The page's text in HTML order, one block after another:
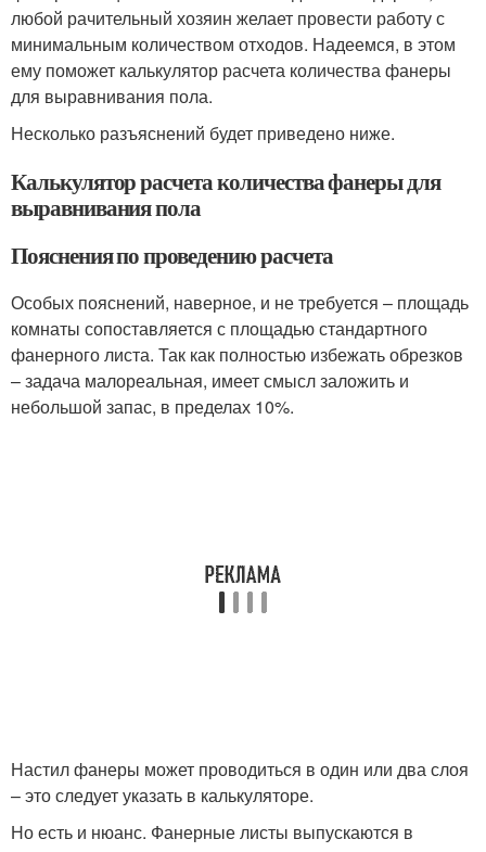
любой рачительный хозяин желает провести работу с
минимальным количеством отходов. Надеемся, в этом
ему поможет калькулятор расчета количества фанеры
для выравнивания пола.
Несколько разъяснений будет приведено ниже.
Калькулятор расчета количества фанеры для
выравнивания пола
Пояснения по проведению расчета
Особых пояснений, наверное, и не требуется – площадь
комнаты сопоставляется с площадью стандартного
фанерного листа. Так как полностью избежать обрезков
– задача малореальная, имеет смысл заложить и
небольшой запас, в пределах 10%.
Настил фанеры может проводиться в один или два слоя
– это следует указать в калькуляторе.
Но есть и нюанс. Фанерные листы выпускаются в